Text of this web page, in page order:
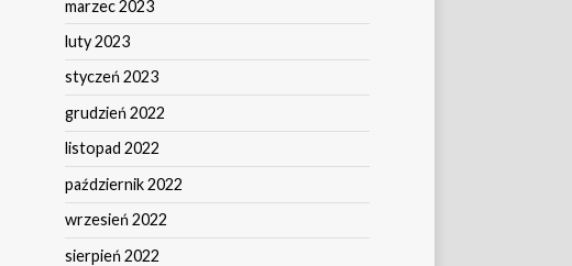
marzec 2023
luty 2023
styczeń 2023
grudzień 2022
listopad 2022
październik 2022
wrzesień 2022
sierpień 2022